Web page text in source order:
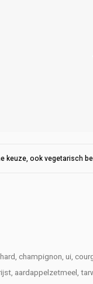
keuze, ook vegetarisch
champignon, ui,
aardappelzetmeel,